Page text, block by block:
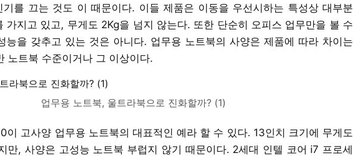
기를 끄는 것도 이 때문이다. 이들 제품은 이동을 우선시하는 특성상 대부분
가지고 있고, 무게도 2Kg을 넘지 않는다. 또한 단순히 오피스 업무만을 볼 수
능을 갖추고 있는 것은 아니다. 업무용 노트북의 사양은 제품에 따라 차이는
노트북 수준이거나 그 이상이다.
업무용 노트북, 울트라북으로 진화할까? (1)
이 고사양 업무용 노트북의 대표적인 예라 할 수 있다. 13인치 크기에 무게도
만, 사양은 고성능 노트북 부럽지 않기 때문이다. 2세대 인텔 코어 i7 프로세